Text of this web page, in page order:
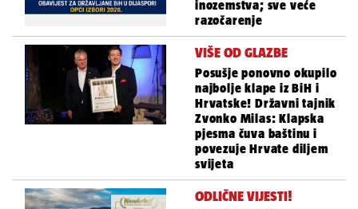
inozemstva; sve veće
razočarenje
VIŠE OD GLAZBE
Posušje ponovno okupilo
najbolje klape iz BiH i
Hrvatske! Državni tajnik
Zvonko Milas: Klapska
pjesma čuva baštinu i
povezuje Hrvate diljem
svijeta
ODLIČNE VIJESTI!